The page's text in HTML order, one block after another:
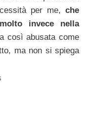
per me, che
invece nella
così abusata come
ma non si spiega